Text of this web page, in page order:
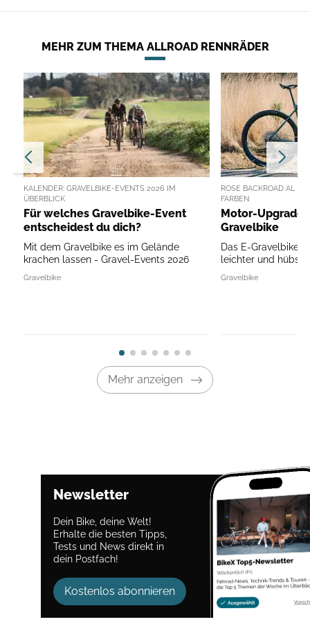
MEHR ZUM THEMA ALLROAD RENNRÄDER
KALENDER: GRAVELBIKE-EVENTS 2026 IM
ÜBERBLICK
Für welches Gravelbike-Event
entscheidest du dich?
Mit dem Gravelbike es im Gelände
krachen lassen - Gravel-Events 2026
Gravelbike
ROSE BACKROAD AL
FARBEN
Motor-Upgrade
Gravelbike
Das E-Gravelbike
leichter und
Gravelbike
Mehr anzeigen
Newsletter
Dein Bike, deine Welt!
Erhalte die besten Tipps,
Tests und News direkt in
dein Postfach!
Kostenlos abonnieren